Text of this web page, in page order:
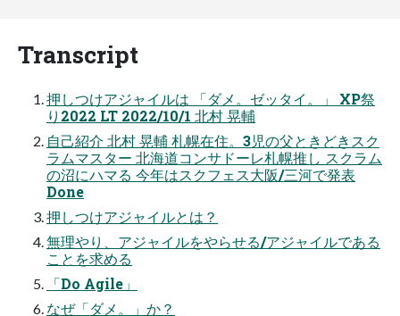
Transcript
押しつけアジャイルは 「ダメ。ゼッタイ。」 XP祭
り2022 LT 2022/10/1 北村 晃輔
自己紹介 北村 晃輔 札幌在住。3児の父ときどきスク
ラムマスター 北海道コンサドーレ札幌推し スクラム
の沼にハマる 今年はスクフェス大阪/三河で発表
Done
押しつけアジャイルとは？
無理やり、アジャイルをやらせる/アジャイルである
ことを求める
「Do Agile」
なぜ「ダメ。」か？